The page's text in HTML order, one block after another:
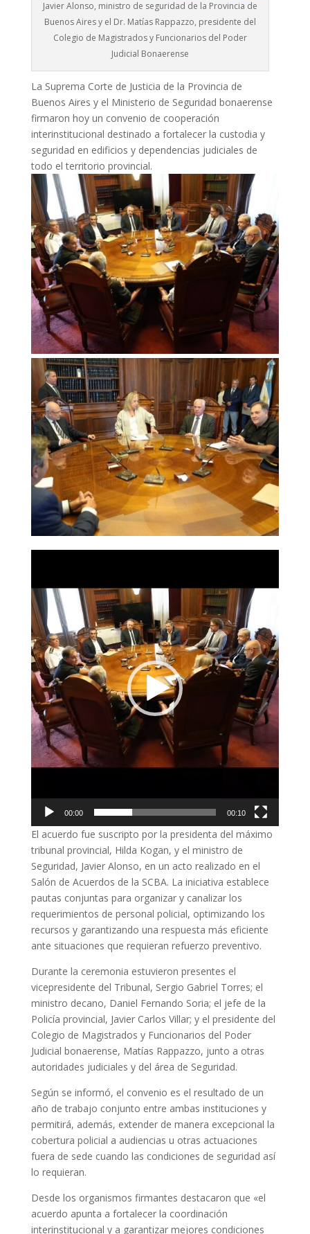
Javier Alonso, ministro de seguridad de la Provincia de
Buenos Aires y el Dr. Matías Rappazzo, presidente del
Colegio de Magistrados y Funcionarios del Poder
Judicial Bonaerense
La Suprema Corte de Justicia de la Provincia de
Buenos Aires y el Ministerio de Seguridad bonaerense
firmaron hoy un convenio de cooperación
interinstitucional destinado a fortalecer la custodia y
seguridad en edificios y dependencias judiciales de
todo el territorio provincial.
vídeo
00:00 00:10
El acuerdo fue suscripto por la presidenta del máximo
tribunal provincial, Hilda Kogan, y el ministro de
Seguridad, Javier Alonso, en un acto realizado en el
Salón de Acuerdos de la SCBA. La iniciativa establece
pautas conjuntas para organizar y canalizar los
requerimientos de personal policial, optimizando los
recursos y garantizando una respuesta más eficiente
ante situaciones que requieran refuerzo preventivo.
Durante la ceremonia estuvieron presentes el
vicepresidente del Tribunal, Sergio Gabriel Torres; el
ministro decano, Daniel Fernando Soria; el jefe de la
Policía provincial, Javier Carlos Villar; y el presidente del
Colegio de Magistrados y Funcionarios del Poder
Judicial bonaerense, Matías Rappazzo, junto a otras
autoridades judiciales y del área de Seguridad.
Según se informó, el convenio es el resultado de un
año de trabajo conjunto entre ambas instituciones y
permitirá, además, extender de manera excepcional la
cobertura policial a audiencias u otras actuaciones
fuera de sede cuando las condiciones de seguridad así
lo requieran.
Desde los organismos firmantes destacaron que «el
acuerdo apunta a fortalecer la coordinación
interinstitucional y a garantizar mejores condiciones